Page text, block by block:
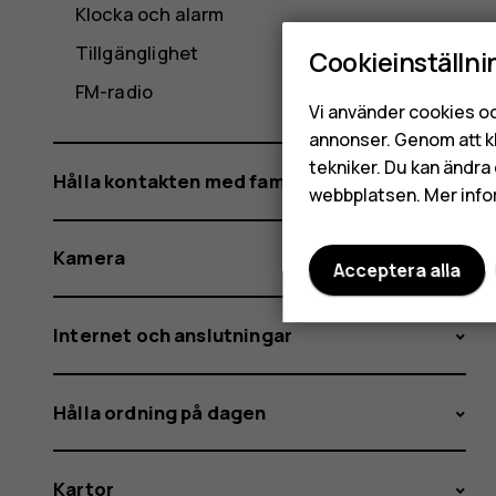
Klocka och alarm
Tillgänglighet
FM-radio
Hålla kontakten med familj och vänner
Kamera
Internet och anslutningar
Hålla ordning på dagen
Kartor
Vi använder cookies
annonser. Genom att
tekniker. Du kan
webbplatsen. Mer
Acceptera alla